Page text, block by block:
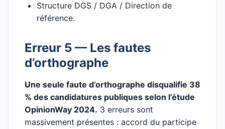
Structure DGS / DGA / Direction de
référence.
Erreur 5 — Les fautes
d’orthographe
Une seule faute d’orthographe disqualifie 38
% des candidatures publiques selon l’étude
OpinionWay 2024. 3 erreurs sont
massivement présentes : accord du participe